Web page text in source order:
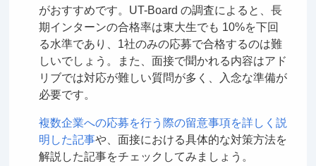
がおすすめです。UT-Board の調査によると、長
期インターンの合格率は東大生でも 10%を下回
る水準であり、1社のみの応募で合格するのは難
しいでしょう。また、面接で聞かれる内容はアド
リブでは対応が難しい質問が多く、入念な準備が
必要です。
複数企業への応募を行う際の留意事項を詳しく説
明した記事や、面接における具体的な対策方法を
解説した記事をチェックしてみましょう。